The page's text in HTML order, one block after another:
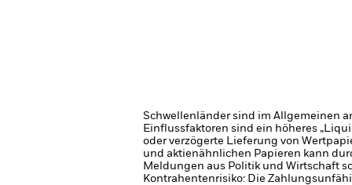
Schwellenländer sind im Allgemeinen
Einflussfaktoren sind ein höheres
oder verzögerte Lieferung von
und aktienähnlichen Papieren kann
Meldungen aus Politik und Wirtschaft
Kontrahentenrisiko: Die